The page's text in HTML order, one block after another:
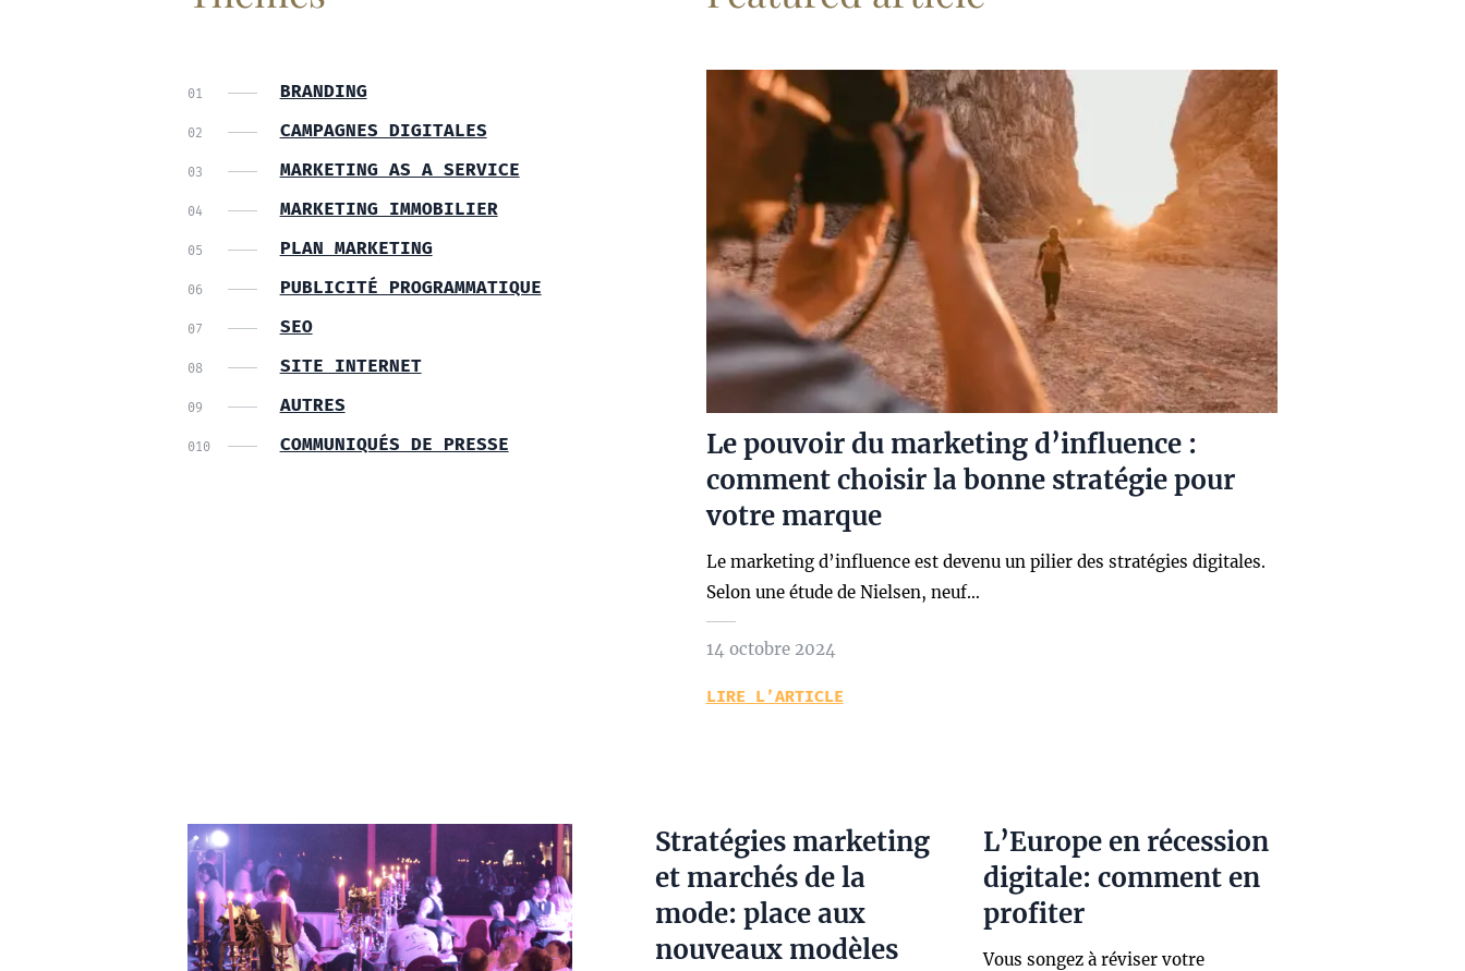
BRANDING
CAMPAGNES DIGITALES
MARKETING AS A SERVICE
MARKETING IMMOBILIER
PLAN MARKETING
PUBLICITÉ PROGRAMMATIQUE
SEO
SITE INTERNET
AUTRES
COMMUNIQUÉS DE PRESSE
Le pouvoir du marketing d’influence :
comment choisir la bonne stratégie pour
votre marque
Le marketing d’influence est devenu un pilier des stratégies digitales.
Selon une étude de Nielsen, neuf…
14 octobre 2024
LIRE L’ARTICLE
Stratégies marketing
et marchés de la
mode: place aux
nouveaux modèles
L’Europe en récession
digitale: comment en
profiter
Vous songez à réviser votre